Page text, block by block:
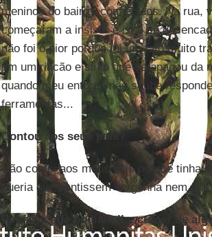
meninos do bairro, conhecidos. Na rua,
começaram a insistir e isso se
não foi o pior porque foi um fato muito
em um rincão e sinto que se apagou da
quando meu entorno não soube
ferramentas...
Contou aos seus pais?
Não contei aos meus pais porque tinha
queria que sentissem vergonha nem que
Pensava que podiam lhe culpar de